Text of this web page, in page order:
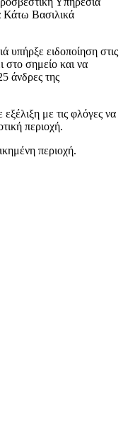
Κάτω Βασιλικά
υπήρξε ειδοποίηση στις
στο σημείο και να
άνδρες της
με τις φλόγες να
περιοχή.
περιοχή.